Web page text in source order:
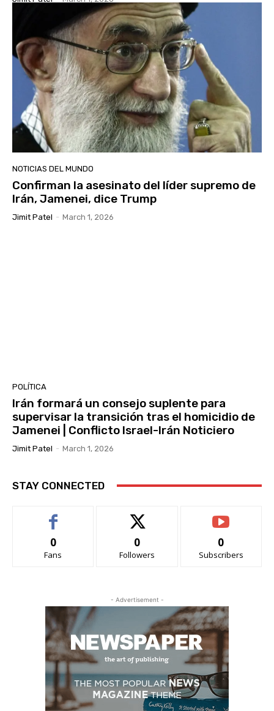
NOTICIAS DEL MUNDO
Confirman la asesinato del líder supremo de
Irán, Jamenei, dice Trump
Jimit Patel - March 1, 2026
POLÍTICA
Irán formará un consejo suplente para
supervisar la transición tras el homicidio de
Jamenei | Conflicto Israel-Irán Noticiero
Jimit Patel - March 1, 2026
STAY CONNECTED
0
Fans
0
Followers
0
Subscribers
- Advertisement -